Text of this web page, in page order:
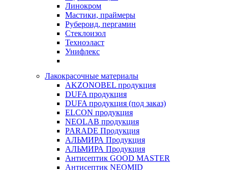
Линокром
Мастики, праймеры
Рубероид, пергамин
Стеклоизол
Техноэласт
Унифлекс
Лакокрасочные материалы
AKZONOBEL продукция
DUFA продукция
DUFA продукция (под заказ)
ELCON продукция
NEOLAB продукция
PARADE Продукция
АЛЬМИРА Продукция
АЛЬМИРА Продукция
Антисептик GOOD MASTER
Антисептик NEOMID